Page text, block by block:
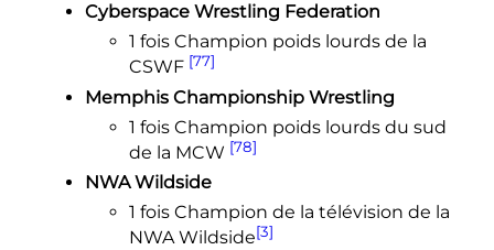
Cyberspace Wrestling Federation
1 fois Champion poids lourds de la
CSWF [77]
Memphis Championship Wrestling
1 fois Champion poids lourds du sud
de la MCW [78]
NWA Wildside
1 fois Champion de la télévision de la
NWA Wildside[3]